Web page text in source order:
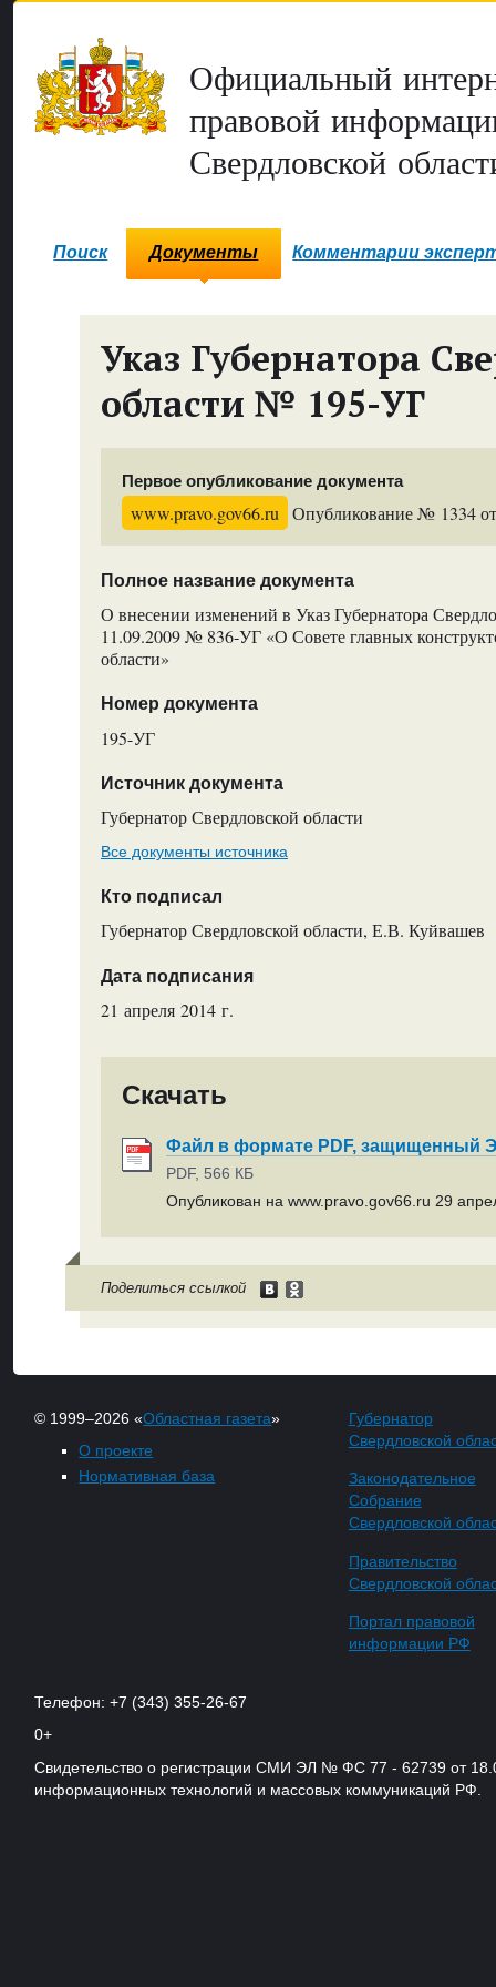
Официальный
правовой
Свердловской
Поиск Документы Комментарии
Указ Губернатора
области № 195-УГ
Первое опубликование документа
www.pravo.gov66.ru Опубликование № 1334
Полное название документа
О внесении изменений в Указ Губернатора
11.09.2009 № 836‑УГ «О Совете главных
области»
Номер документа
195-УГ
Источник документа
Губернатор Свердловской области
Все документы источника
Кто подписал
Губернатор Свердловской области, Е.В. Куйвашев
Дата подписания
21 апреля 2014 г.
Скачать
Файл в формате PDF, защищенный
PDF, 566 КБ
Опубликован на www.pravo.gov66.ru 29
Поделиться ссылкой
© 1999–2026 «Областная газета»
О проекте
Нормативная база
Губернатор
Свердловской
Законодательное
Собрание
Свердловской
Правительство
Свердловской
Портал правовой
информации РФ
Телефон: +7 (343) 355-26-67
0+
Свидетельство о регистрации СМИ ЭЛ № ФС 77 - 62739 от
информационных технологий и массовых коммуникаций РФ.